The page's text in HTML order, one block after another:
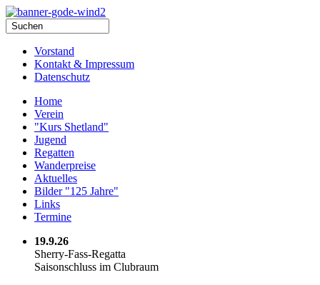
Vorstand
Kontakt & Impressum
Datenschutz
Home
Verein
"Kurs Shetland"
Jugend
Regatten
Wanderpreise
Aktuelles
Bilder "125 Jahre"
Links
Termine
19.9.26
Sherry-Fass-Regatta
Saisonschluss im Clubraum